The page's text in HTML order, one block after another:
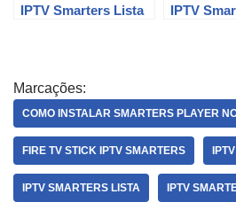
IPTV Smarters Lista
IPTV
Marcações:
COMO INSTALAR SMARTERS PLAYER
FIRE TV STICK IPTV SMARTERS
IPTV SMARTERS LISTA IPTV